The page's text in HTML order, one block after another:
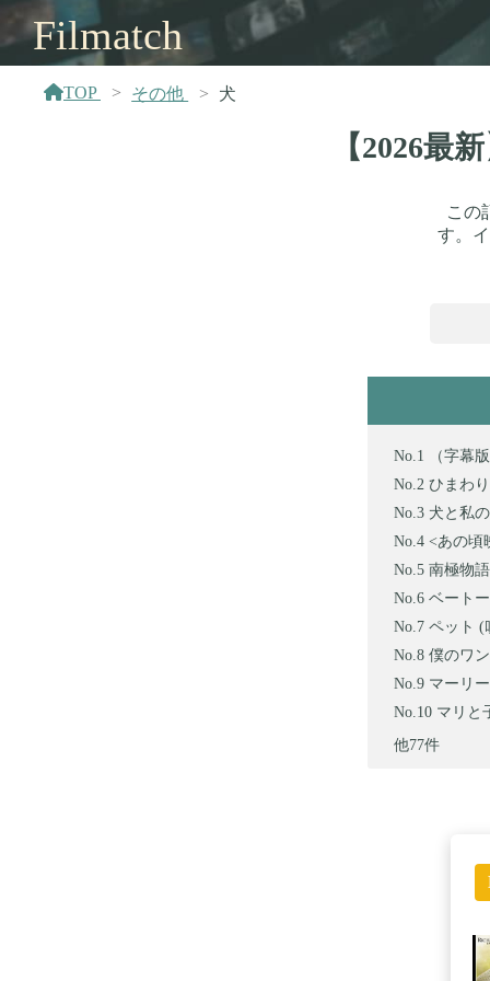
Filmatch
TOP その他 犬
【2026最
この
す。
（字幕
ひまわ
犬と私
<あの頃
南極物
ベート
ペット (
僕のワ
マーリ
マリと
他77件